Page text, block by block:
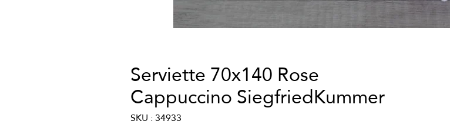
Serviette 70x140 Rose
Cappuccino SiegfriedKummer
SKU : 34933